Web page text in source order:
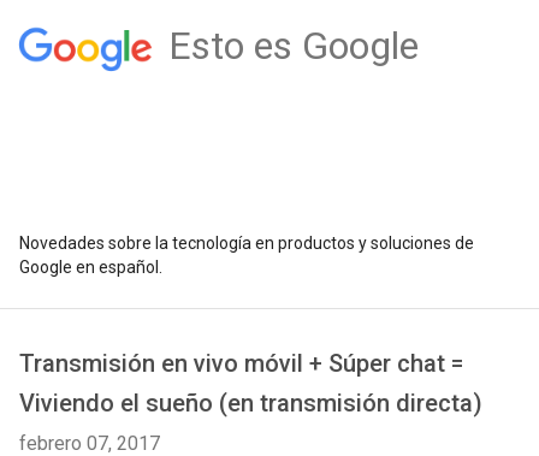
Esto es Google
Novedades sobre la tecnología en productos y soluciones de
Google en español.
Transmisión en vivo móvil + Súper chat =
Viviendo el sueño (en transmisión directa)
febrero 07, 2017